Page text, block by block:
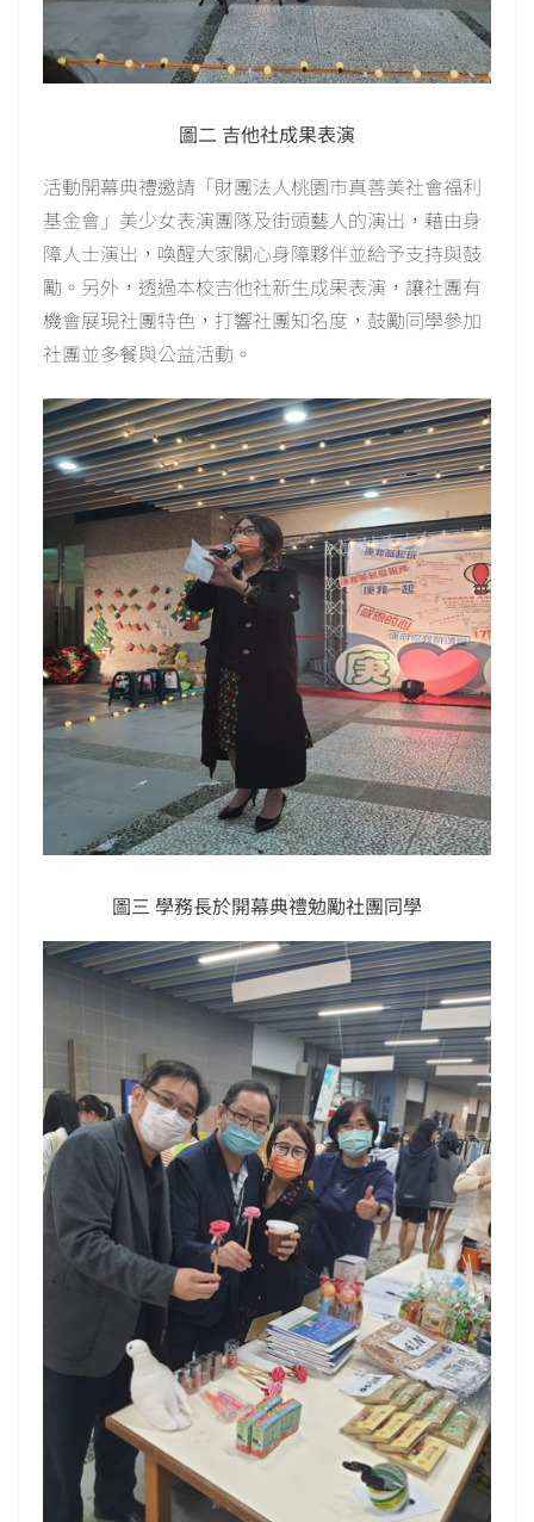
圖二 吉他社成果表演
活動開幕典禮邀請「財團法人桃園市真善美社會福利
基金會」美少女表演團隊及街頭藝人的演出，藉由身
障人士演出，喚醒大家關心身障夥伴並給予支持與鼓
勵。另外，透過本校吉他社新生成果表演，讓社團有
機會展現社團特色，打響社團知名度，鼓勵同學參加
社團並多餐與公益活動。
圖三 學務長於開幕典禮勉勵社團同學